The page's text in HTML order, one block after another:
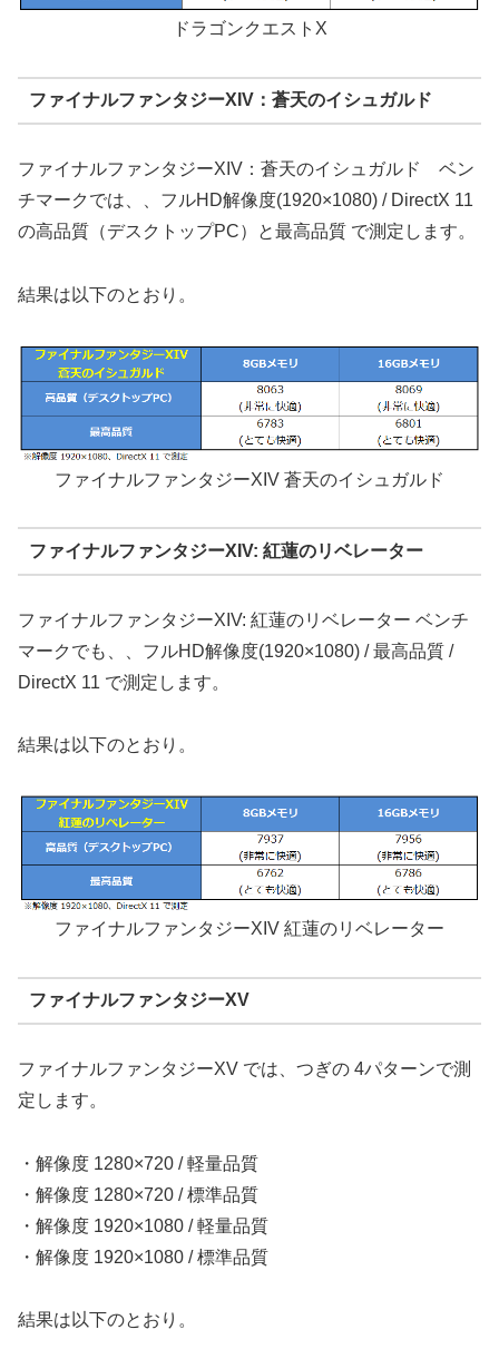
ドラゴンクエストX
ファイナルファンタジーXIV：蒼天のイシュガルド
ファイナルファンタジーXIV：蒼天のイシュガルド ベン
チマークでは、、フルHD解像度(1920×1080) / DirectX 11
の高品質（デスクトップPC）と最高品質 で測定します。
結果は以下のとおり。
ファイナルファンタジーXIV 蒼天のイシュガルド
ファイナルファンタジーXIV: 紅蓮のリベレーター
ファイナルファンタジーXIV: 紅蓮のリベレーター ベンチ
マークでも、、フルHD解像度(1920×1080) / 最高品質 /
DirectX 11 で測定します。
結果は以下のとおり。
ファイナルファンタジーXIV 紅蓮のリベレーター
ファイナルファンタジーXV
ファイナルファンタジーXV では、つぎの 4パターンで測
定します。
・解像度 1280×720 / 軽量品質
・解像度 1280×720 / 標準品質
・解像度 1920×1080 / 軽量品質
・解像度 1920×1080 / 標準品質
結果は以下のとおり。